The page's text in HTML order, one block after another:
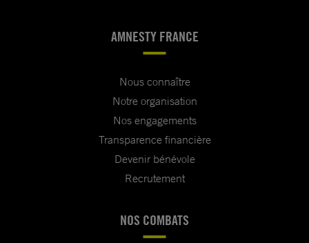
AMNESTY FRANCE
Nous connaître
Notre organisation
Nos engagements
Transparence financière
Devenir bénévole
Recrutement
NOS COMBATS